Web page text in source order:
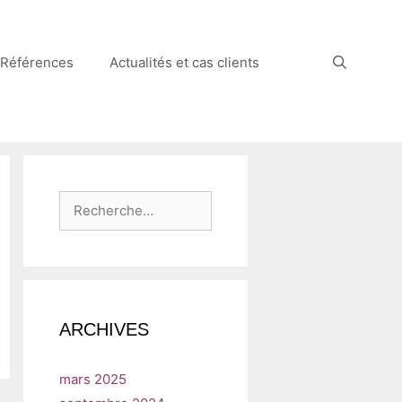
Références Actualités et cas clients
ARCHIVES
mars 2025